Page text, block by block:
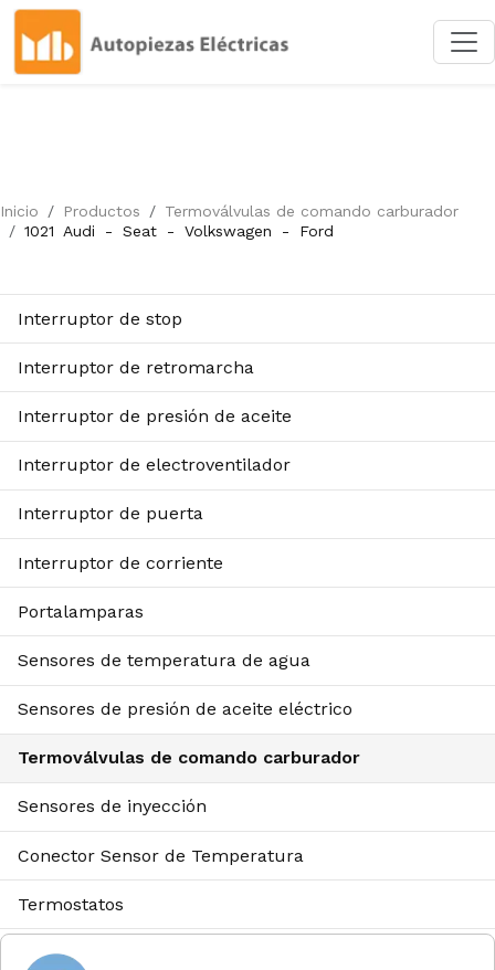
Inicio Productos
Termoválvulas de comando carburador
1021
Audi - Seat - Volkswagen - Ford
Interruptor de stop
Interruptor de retromarcha
Interruptor de presión de aceite
Interruptor de electroventilador
Interruptor de puerta
Interruptor de corriente
Portalamparas
Sensores de temperatura de agua
Sensores de presión de aceite eléctrico
Termoválvulas de comando carburador
Sensores de inyección
Conector Sensor de Temperatura
Termostatos